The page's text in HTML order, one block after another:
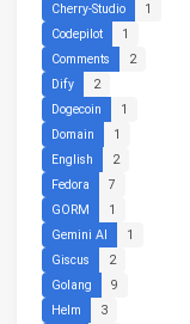
Cherry-Studio
1
Codepilot
1
Comments
2
Dify
2
Dogecoin
1
Domain
1
English
2
Fedora
7
GORM
1
Gemini AI
1
Giscus
2
Golang
9
Helm
3